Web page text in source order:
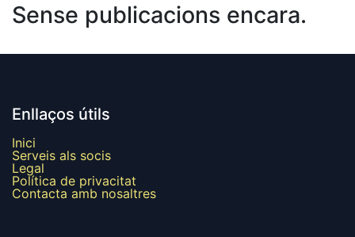
Sense publicacions encara.
Enllaços útils
Inici
Serveis als socis
Legal
Política de privacitat
Contacta amb nosaltres